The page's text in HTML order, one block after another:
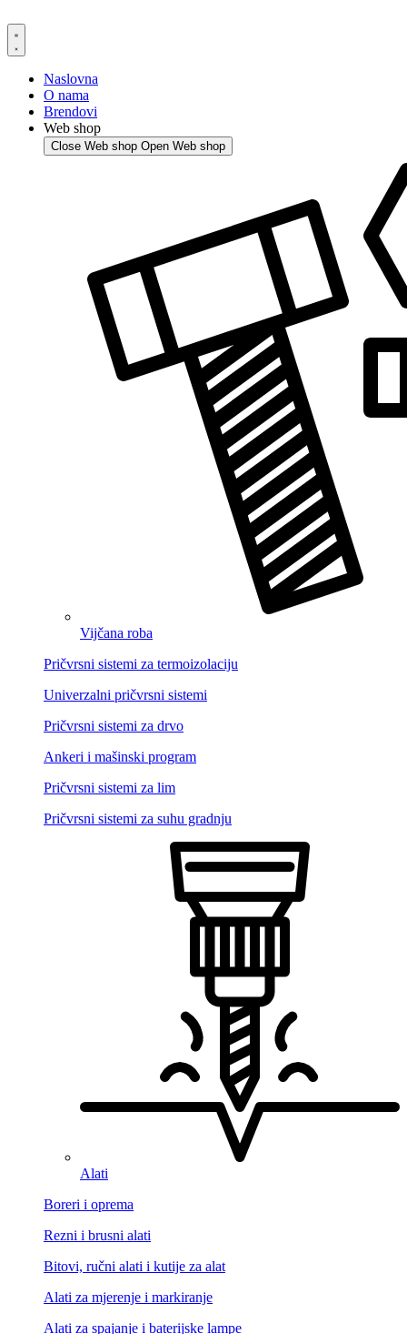
to
content
Naslovna
O nama
Brendovi
Web shop
Close Web shop Open Web shop
Vijčana roba
Pričvrsni sistemi za termoizolaciju
Univerzalni pričvrsni sistemi
Pričvrsni sistemi za drvo
Ankeri i mašinski program
Pričvrsni sistemi za lim
Pričvrsni sistemi za suhu gradnju
Alati
Boreri i oprema
Rezni i brusni alati
Bitovi, ručni alati i kutije za alat
Alati za mjerenje i markiranje
Alati za spajanje i baterijske lampe